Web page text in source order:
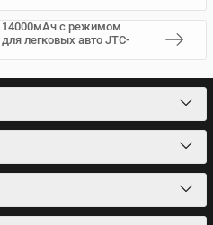
14000мАч с режимом
легковых авто JTC-